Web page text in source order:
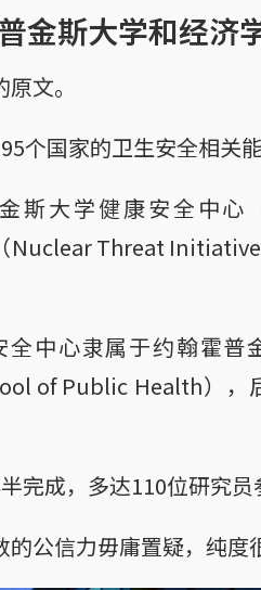
金斯大学和经济
文。
个国家的卫生安全相关
斯大学健康安全中心
Nuclear Threat
中心隶属于约翰霍
of Public Health）
完成，多达110位研究
公信力毋庸置疑，纯度